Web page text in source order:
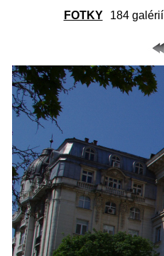
FOTKY 184 galérií